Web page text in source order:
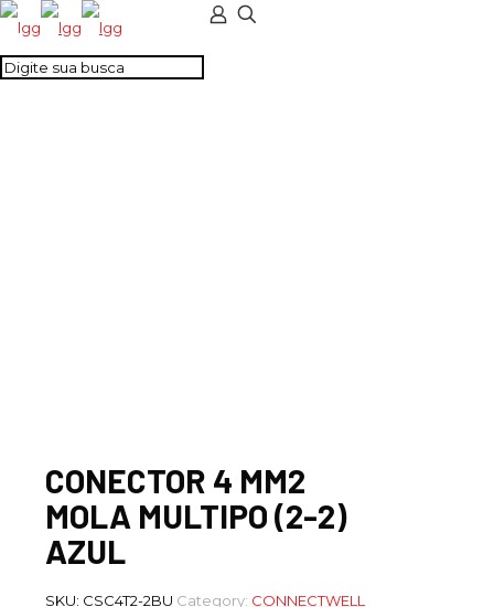
CONECTOR 4 MM2
MOLA MULTIPO (2-2)
AZUL
SKU: CSC4T2-2BU Category: CONNECTWELL